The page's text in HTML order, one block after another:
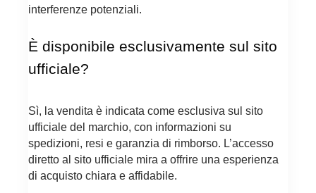
interferenze potenziali.
È disponibile esclusivamente sul sito
ufficiale?
Sì, la vendita è indicata come esclusiva sul sito
ufficiale del marchio, con informazioni su
spedizioni, resi e garanzia di rimborso. L’accesso
diretto al sito ufficiale mira a offrire una esperienza
di acquisto chiara e affidabile.